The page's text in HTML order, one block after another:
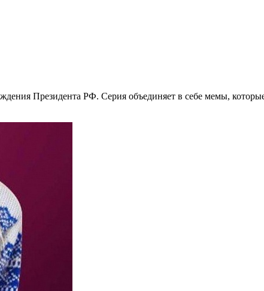
Президента РФ. Серия объединяет в себе мемы,